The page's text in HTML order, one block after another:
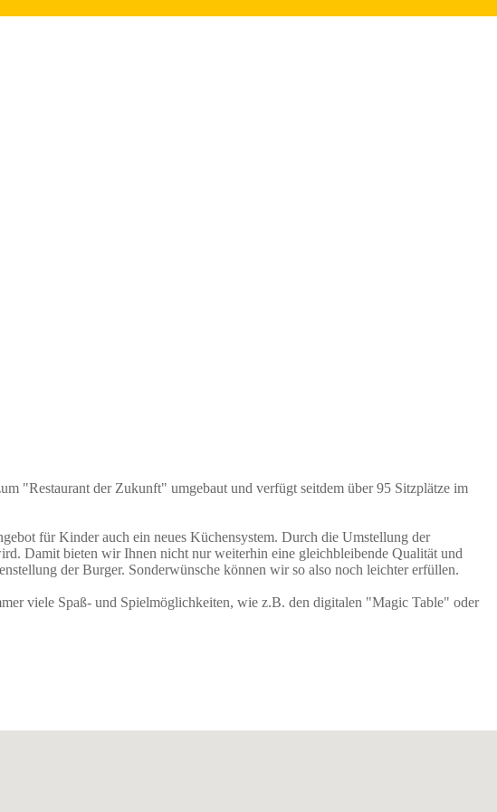
"Restaurant der Zukunft" umgebaut und verfügt seitdem über 95 Sitzplätze im
für Kinder auch ein neues Küchensystem. Durch die Umstellung der
Damit bieten wir Ihnen nicht nur weiterhin eine gleichbleibende Qualität und
der Burger. Sonderwünsche können wir so also noch leichter erfüllen.
viele Spaß- und Spielmöglichkeiten, wie z.B. den digitalen "Magic Table" oder